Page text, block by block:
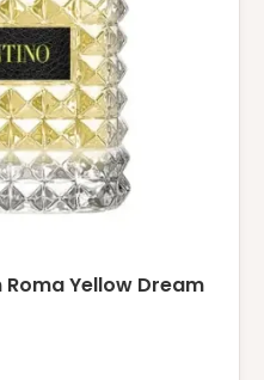
Yellow Dream